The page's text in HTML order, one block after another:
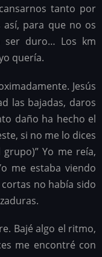
tanto por
así, para que no os
ser duro… Los km
quería.
Jesús
las bajadas, daros
daño ha hecho el
si no me lo dices
Yo me reía,
me estaba viendo
no había sido
Bajé algo el ritmo,
me encontré con